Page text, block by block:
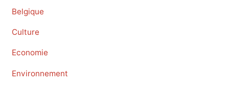
Belgique
Culture
Economie
Environnement